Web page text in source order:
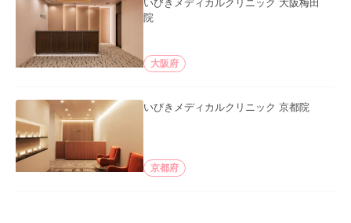
いびきメディカルクリニック 大阪梅田
院
大阪府
いびきメディカルクリニック 京都院
京都府